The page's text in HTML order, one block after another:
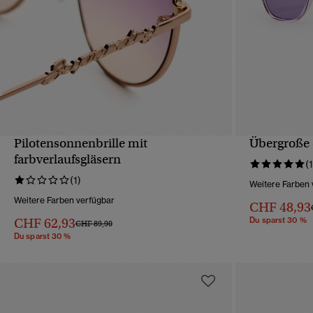
SCHNELLANSICHT
Pilotensonnenbrille mit
farbverlaufsgläsern
(1)
Weitere Farben verfügbar
CHF 62,93Preis wurde reduziert von
CHF 89,90bis
Du sparst 30 %
Weitere Farben
CHF 48,93
Du sparst 30 %